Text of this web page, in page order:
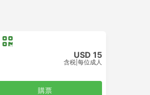
USD 15
含税 每位成人
購票